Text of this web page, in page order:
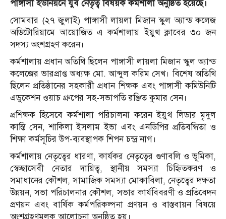
পাঙ্গাসী ইউনিয়নে যুব নেতৃত্ব বিষয়ক কর্মশালা অনুষ্ঠিত হয়েছে।
সোমবার (২৭ জুলাই) পাঙ্গাসী লায়লা মিজান স্কুল অ্যান্ড কলেজ
অডিটোরিয়ামে আয়োজিত এ কর্মশালায় ইয়ুথ ক্লাবের ৩০ জন
সদস্য অংশগ্রহণ করেন।
কর্মশালায় প্রধান অতিথি ছিলেন পাঙ্গাসী লায়লা মিজান স্কুল অ্যান্ড
কলেজের ভারপ্রাপ্ত অধ্যক্ষ মো. আব্দুল করিম সেখ। বিশেষ অতিথি
ছিলেন প্রতিষ্ঠানের সহকারী প্রধান শিক্ষক এবং পাঙ্গাসী কমিউনিটি
এডুকেশন ওয়াচ গ্রুপের সহ-সভাপতি রঞ্জিত কুমার সেন।
প্রশিক্ষক হিসেবে কর্মশালা পরিচালনা করেন ইয়ুথ লিডার মৃদুল
কান্তি সেন, শাকিলা ইসলাম ইভা এবং এনডিপির প্রতিবন্ধিতা ও
শিক্ষা কর্মসূচির উপ-ব্যবস্থাপক শিপন চন্দ্র নাগ।
কর্মশালায় নেতৃত্বের ধারণা, কার্যকর নেতৃত্বের গুণাবলি ও ভূমিকা,
স্বেচ্ছাসেবী নেতার দায়িত্ব, স্থানীয় সমস্যা চিহ্নিতকরণ ও
সমাধানের কৌশল, সামাজিক সমস্যা মোকাবিলা, নেতৃত্বের দক্ষতা
উন্নয়ন, সভা পরিচালনার কৌশল, সভার কার্যবিবরণী ও প্রতিবেদন
প্রণয়ন এবং বার্ষিক কর্মপরিকল্পনা প্রণয়ন ও বাস্তবায়ন বিষয়ে
অংশগ্রহণমূলক আলোচনা অনুষ্ঠিত হয়।